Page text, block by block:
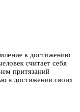
к достижению
считает себя
притязаний
в достижении своих